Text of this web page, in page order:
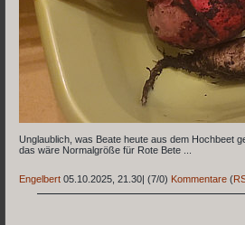
Unglaublich, was Beate heute aus dem Hochbeet
das wäre Normalgröße für Rote Bete ...
Engelbert 05.10.2025, 21.30| (7/0) Kommentare (